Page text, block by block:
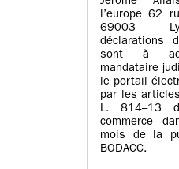
l’europe 62
69003
déclarations
sont à
mandataire
le portail
par les
L. 814–13
commerce
mois de la
BODACC.